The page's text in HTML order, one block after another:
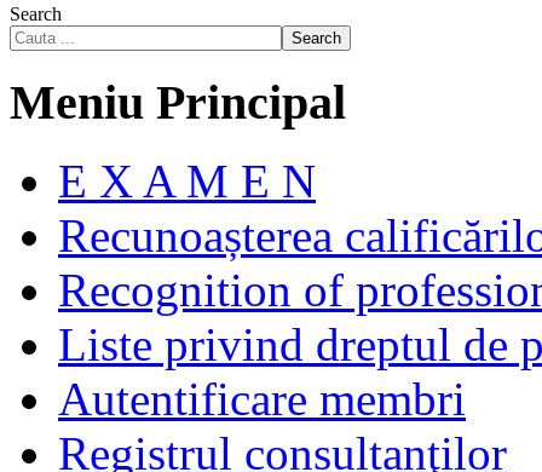
Search
Search
Meniu Principal
E X A M E N
Recunoașterea
Recognition of
Liste privind dreptul de
Autentificare membri
Registrul consultanţilor